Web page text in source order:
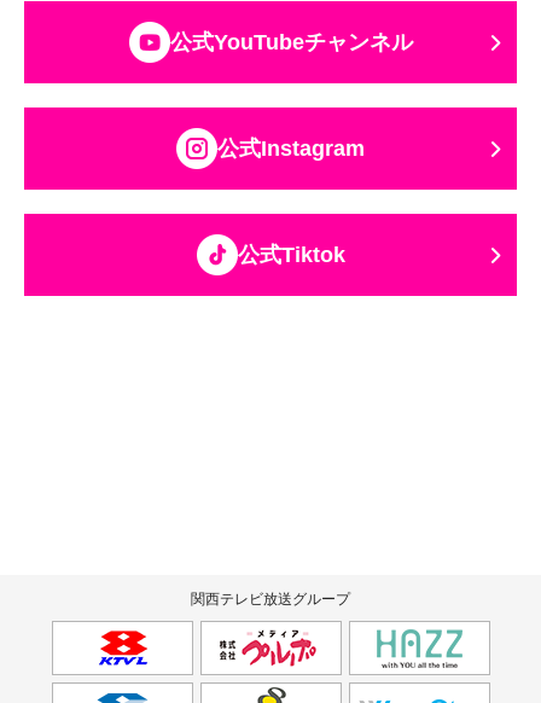
公式YouTubeチャンネル
公式Instagram
公式Tiktok
関西テレビ放送グループ